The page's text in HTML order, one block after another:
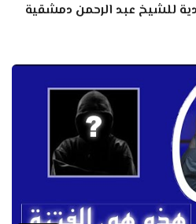
للشيخ عبد الرحمن دمشقية